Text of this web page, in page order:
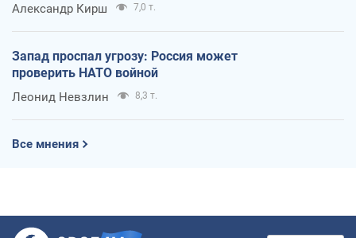
Александр Кирш 7,0 т.
Запад проспал угрозу: Россия может
проверить НАТО войной
Леонид Невзлин 8,3 т.
Все мнения